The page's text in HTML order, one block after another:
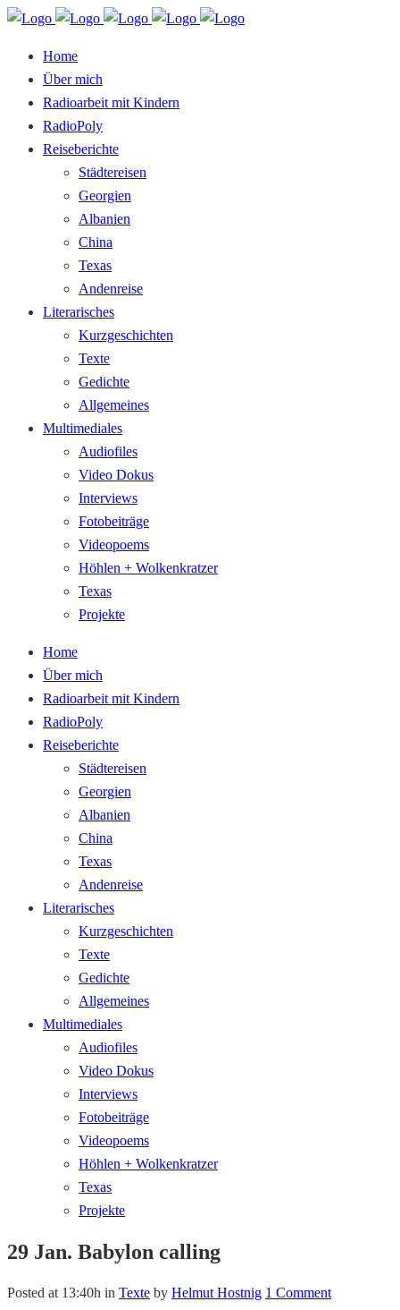
Home
Über mich
Radioarbeit mit Kindern
RadioPoly
Reiseberichte
Städtereisen
Georgien
Albanien
China
Texas
Andenreise
Literarisches
Kurzgeschichten
Texte
Gedichte
Allgemeines
Multimediales
Audiofiles
Video Dokus
Interviews
Fotobeiträge
Videopoems
Höhlen + Wolkenkratzer
Texas
Projekte
Home
Über mich
Radioarbeit mit Kindern
RadioPoly
Reiseberichte
Städtereisen
Georgien
Albanien
China
Texas
Andenreise
Literarisches
Kurzgeschichten
Texte
Gedichte
Allgemeines
Multimediales
Audiofiles
Video Dokus
Interviews
Fotobeiträge
Videopoems
Höhlen + Wolkenkratzer
Texas
Projekte
29 Jan. Babylon calling
Posted at 13:40h in Texte by Helmut Hostnig 1 Comment